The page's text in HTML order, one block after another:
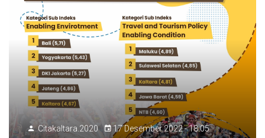
Citakaltara.2020 17 Desember 2022 - 18:05